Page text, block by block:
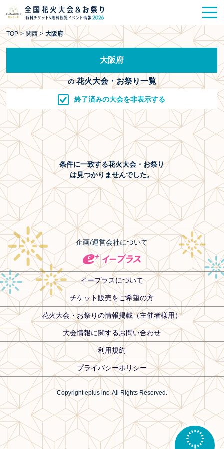
花火大会
HANABITO の道
有料観覧席
SPICE レポート記事
今週末開催 花火・祭一覧
TOP
TOP > 関西 > 大阪府
大阪府
の花火大会・お祭り一覧
終了済みの大会を非表示する
条件に一致する花火大会・お祭り
は見つかりませんでした。
企画/運営会社について
イープラスについて
チケット販売をご希望の方
花火大会・お祭りの情報掲載（主催者様用）
大会情報に関するお問い合わせ
利用規約
プライバシーポリシー
Copyright eplus inc. All Rights Reserved.